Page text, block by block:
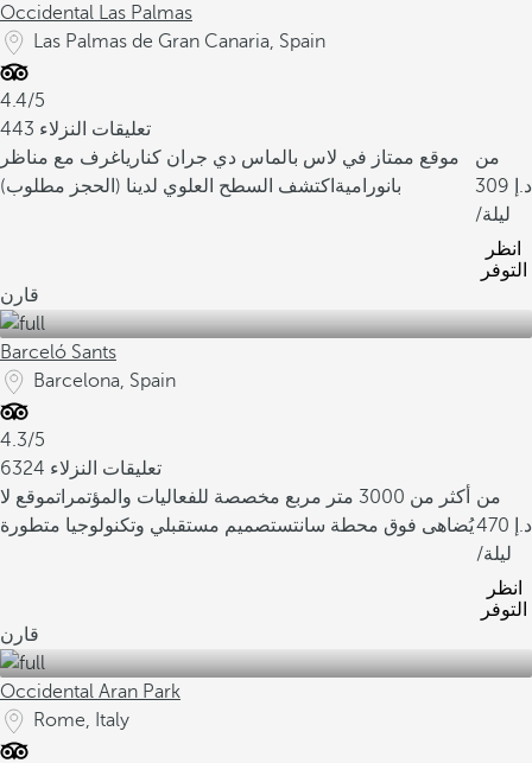
Occidental Las Palmas
Las Palmas de Gran Canaria, Spain
4.4/5
443 تعليقات النزلاء
موقع ممتاز في لاس بالماس دي جران كنارياغرف مع مناظر
بانورامية اكتشف السطح العلوي لدينا (الحجز مطلوب)
من
309
/ليلة
انظر
التوفر
قارن
Barceló Sants
Barcelona, Spain
4.3/5
6324 تعليقات النزلاء
أكثر من 3000 متر مربع مخصصة للفعاليات والمؤتمرات
موقع لا
يُضاهى فوق محطة سانتستصميم مستقبلي وتكنولوجيا متطورة
من
470
/ليلة
انظر
التوفر
قارن
Occidental Aran Park
Rome, Italy